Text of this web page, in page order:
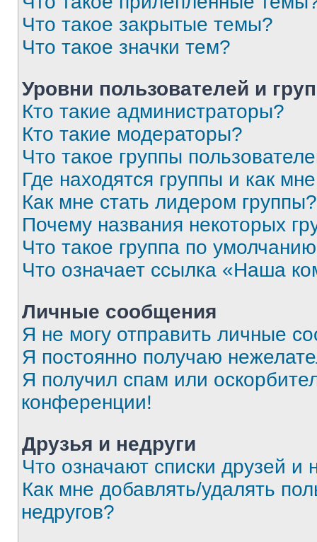
Что такое закрытые темы?
Что такое значки тем?
Уровни пользователей и
Кто такие администраторы?
Кто такие модераторы?
Что такое группы
Где находятся группы и как
Как мне стать лидером группы?
Почему названия некоторых
Что такое группа по
Что означает ссылка «Наша
Личные сообщения
Я не могу отправить личные
Я постоянно получаю
Я получил спам или
конференции!
Друзья и недруги
Что означают списки друзей и
Как мне добавлять/удалять
недругов?